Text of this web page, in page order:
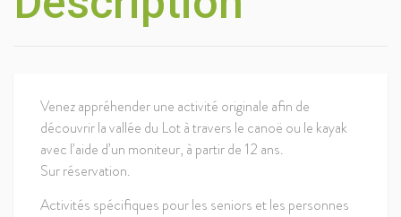
Venez appréhender une activité originale afin de
découvrir la vallée du Lot à travers le canoë ou le kayak
avec l’aide d’un moniteur, à partir de 12 ans.
Sur réservation.
Activités spécifiques pour les seniors et les personnes